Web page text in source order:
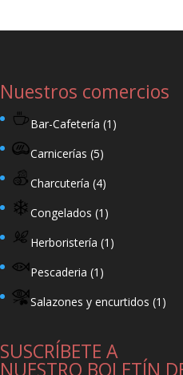
Nuestros comercios
Bar-Cafetería (1)
Carnicerías (5)
Charcutería (4)
Congelados (1)
Herboristería (1)
Pescaderia (1)
Salazones y encurtidos (1)
SUSCRÍBETE A
NUESTRO BOLETÍN